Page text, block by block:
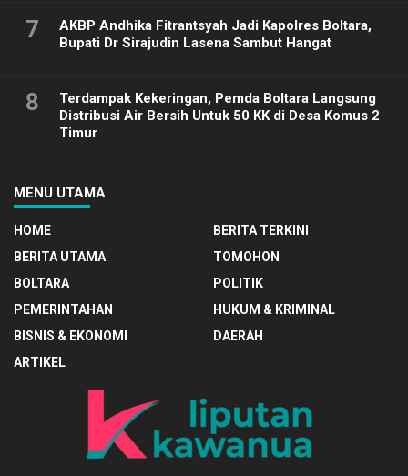
7
AKBP Andhika Fitrantsyah Jadi Kapolres Boltara,
Bupati Dr Sirajudin Lasena Sambut Hangat
8
Terdampak Kekeringan, Pemda Boltara Langsung
Distribusi Air Bersih Untuk 50 KK di Desa Komus 2
Timur
MENU UTAMA
HOME
BERITA TERKINI
BERITA UTAMA
TOMOHON
BOLTARA
POLITIK
PEMERINTAHAN
HUKUM & KRIMINAL
BISNIS & EKONOMI
DAERAH
ARTIKEL